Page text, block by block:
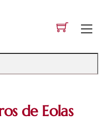
de Eolas